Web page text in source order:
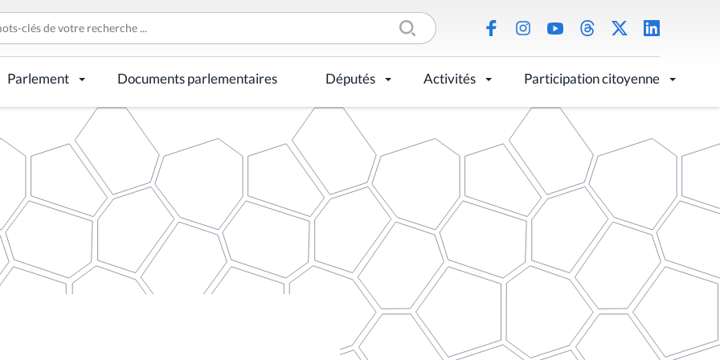
Parlement Documents parlementaires Députés Activités Participation citoyenne